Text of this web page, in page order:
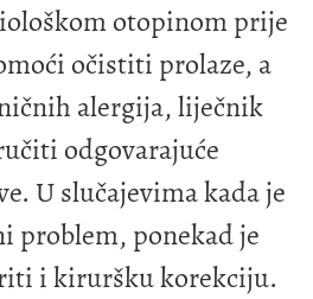
otopinom prije
očistiti prolaze, a
alergija, liječnik
odgovarajuće
U slučajevima kada je
problem, ponekad je
i kiruršku korekciju.